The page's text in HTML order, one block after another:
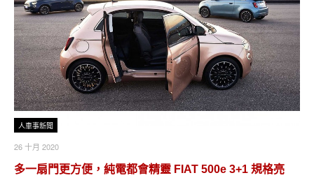
人車事新聞
26 十月 2020
多一扇門更方便，純電都會精靈 FIAT 500e 3+1 規格亮